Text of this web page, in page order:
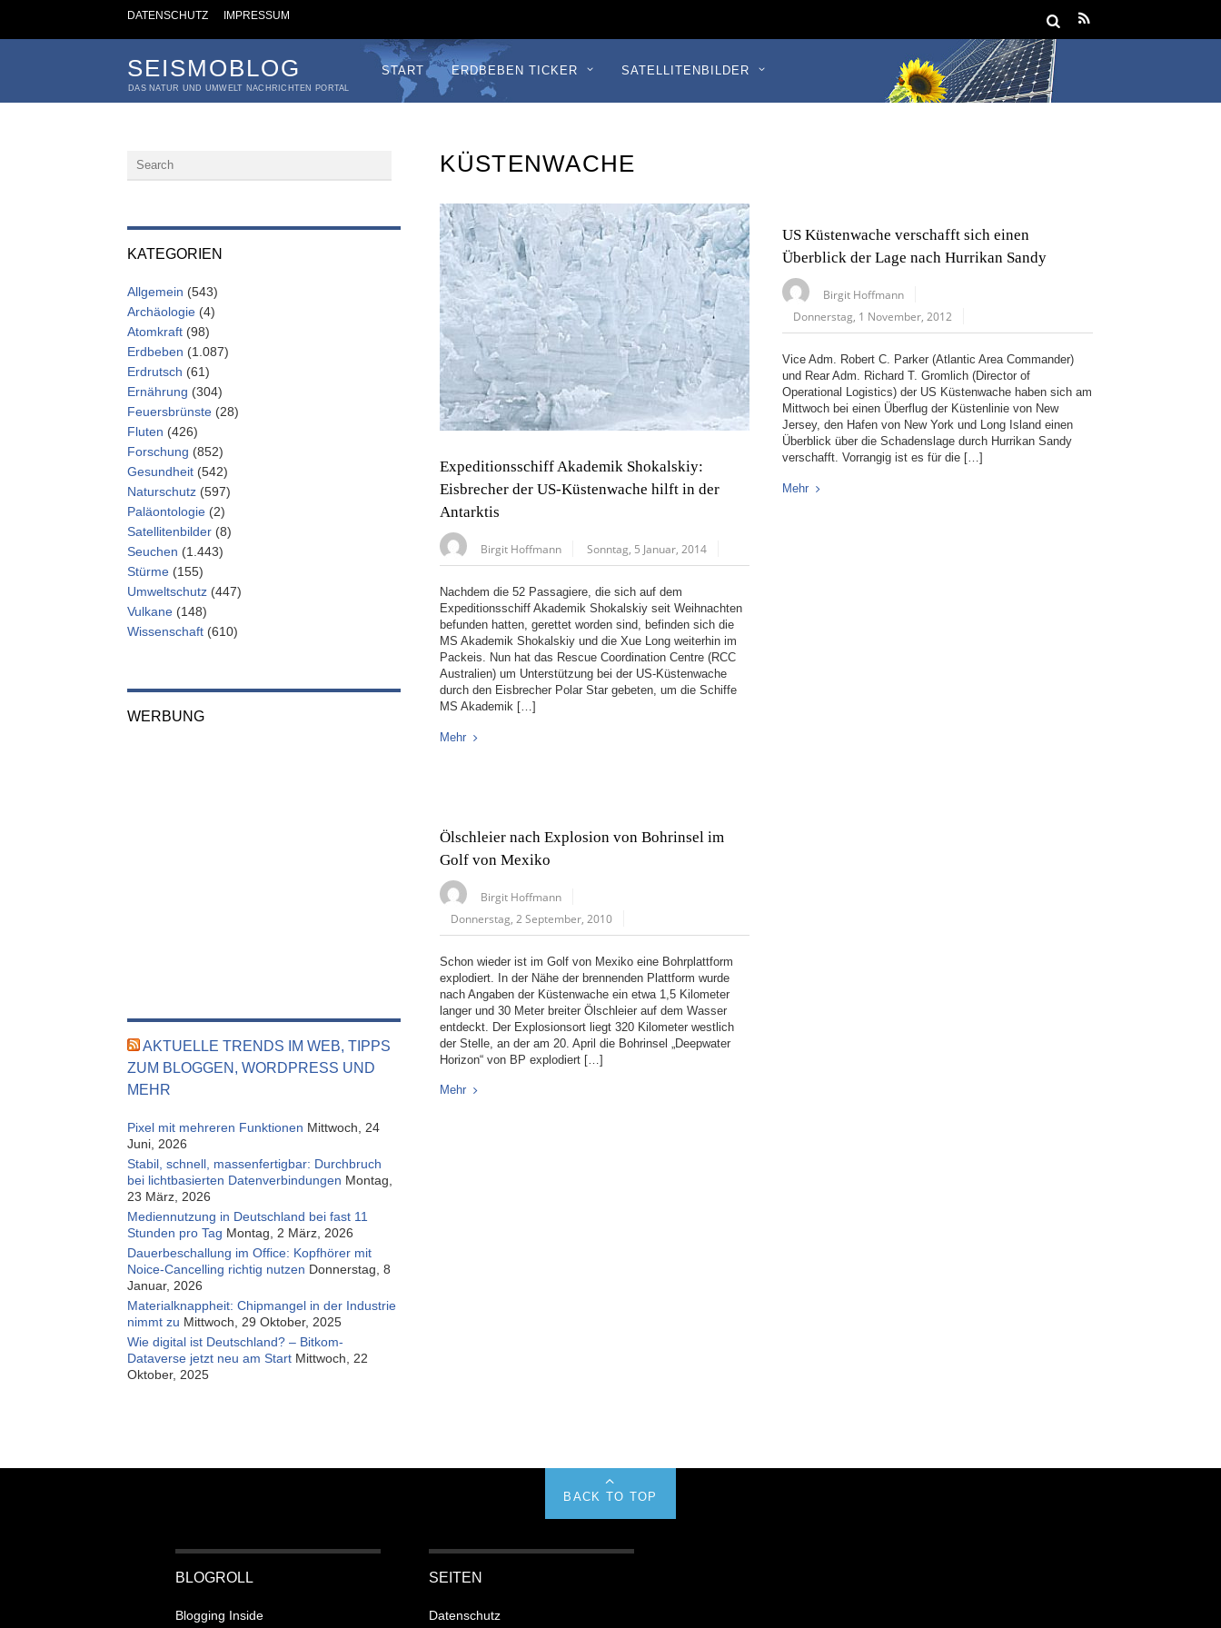
DATENSCHUTZ IMPRESSUM
SEISMOBLOG
DAS NATUR UND UMWELT NACHRICHTEN PORTAL
START ERDBEBEN TICKER SATELLITENBILDER
KÜSTENWACHE
Expeditionsschiff Akademik Shokalskiy:
Eisbrecher der US-Küstenwache hilft in der
Antarktis
Birgit Hoffmann Sonntag, 5 Januar, 2014
Nachdem die 52 Passagiere, die sich auf dem
Expeditionsschiff Akademik Shokalskiy seit Weihnachten
befunden hatten, gerettet worden sind, befinden sich die
MS Akademik Shokalskiy und die Xue Long weiterhin im
Packeis. Nun hat das Rescue Coordination Centre (RCC
Australien) um Unterstützung bei der US-Küstenwache
durch den Eisbrecher Polar Star gebeten, um die Schiffe
MS Akademik […]
Mehr
US Küstenwache verschafft sich einen
Überblick der Lage nach Hurrikan Sandy
Birgit Hoffmann
Donnerstag, 1 November, 2012
Vice Adm. Robert C. Parker (Atlantic Area Commander)
und Rear Adm. Richard T. Gromlich (Director of
Operational Logistics) der US Küstenwache haben sich am
Mittwoch bei einen Überflug der Küstenlinie von New
Jersey, den Hafen von New York und Long Island einen
Überblick über die Schadenslage durch Hurrikan Sandy
verschafft. Vorrangig ist es für die […]
Mehr
Ölschleier nach Explosion von Bohrinsel im
Golf von Mexiko
Birgit Hoffmann
Donnerstag, 2 September, 2010
Schon wieder ist im Golf von Mexiko eine Bohrplattform
explodiert. In der Nähe der brennenden Plattform wurde
nach Angaben der Küstenwache ein etwa 1,5 Kilometer
langer und 30 Meter breiter Ölschleier auf dem Wasser
entdeckt. Der Explosionsort liegt 320 Kilometer westlich
der Stelle, an der am 20. April die Bohrinsel „Deepwater
Horizon“ von BP explodiert […]
Mehr
KATEGORIEN
Allgemein (543)
Archäologie (4)
Atomkraft (98)
Erdbeben (1.087)
Erdrutsch (61)
Ernährung (304)
Feuersbrünste (28)
Fluten (426)
Forschung (852)
Gesundheit (542)
Naturschutz (597)
Paläontologie (2)
Satellitenbilder (8)
Seuchen (1.443)
Stürme (155)
Umweltschutz (447)
Vulkane (148)
Wissenschaft (610)
WERBUNG
AKTUELLE TRENDS IM WEB, TIPPS
ZUM BLOGGEN, WORDPRESS UND
MEHR
Pixel mit mehreren Funktionen Mittwoch, 24
Juni, 2026
Stabil, schnell, massenfertigbar: Durchbruch
bei lichtbasierten Datenverbindungen Montag,
23 März, 2026
Mediennutzung in Deutschland bei fast 11
Stunden pro Tag Montag, 2 März, 2026
Dauerbeschallung im Office: Kopfhörer mit
Noice-Cancelling richtig nutzen Donnerstag, 8
Januar, 2026
Materialknappheit: Chipmangel in der Industrie
nimmt zu Mittwoch, 29 Oktober, 2025
Wie digital ist Deutschland? – Bitkom-
Dataverse jetzt neu am Start Mittwoch, 22
Oktober, 2025
BACK TO TOP
BLOGROLL
Blogging Inside
SEITEN
Datenschutz